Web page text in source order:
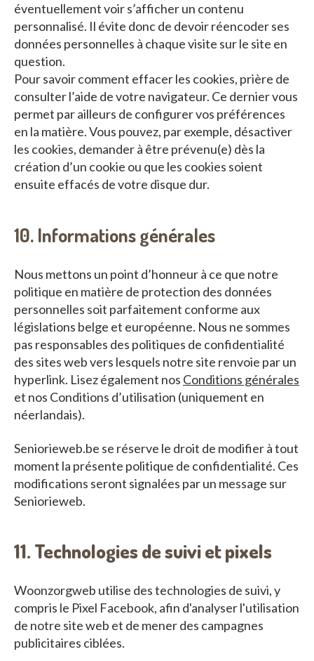
éventuellement voir s’afficher un contenu
personnalisé. Il évite donc de devoir réencoder ses
données personnelles à chaque visite sur le site en
question.
Pour savoir comment effacer les cookies, prière de
consulter l’aide de votre navigateur. Ce dernier vous
permet par ailleurs de configurer vos préférences
en la matière. Vous pouvez, par exemple, désactiver
les cookies, demander à être prévenu(e) dès la
création d’un cookie ou que les cookies soient
ensuite effacés de votre disque dur.
10. Informations générales
Nous mettons un point d’honneur à ce que notre
politique en matière de protection des données
personnelles soit parfaitement conforme aux
législations belge et européenne. Nous ne sommes
pas responsables des politiques de confidentialité
des sites web vers lesquels notre site renvoie par un
hyperlink. Lisez également nos Conditions générales
et nos Conditions d’utilisation (uniquement en
néerlandais).
Seniorieweb.be se réserve le droit de modifier à tout
moment la présente politique de confidentialité. Ces
modifications seront signalées par un message sur
Seniorieweb.
11. Technologies de suivi et pixels
Woonzorgweb utilise des technologies de suivi, y
compris le Pixel Facebook, afin d'analyser l'utilisation
de notre site web et de mener des campagnes
publicitaires ciblées.